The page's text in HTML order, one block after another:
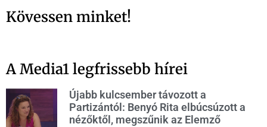
Kövessen minket!
A Media1 legfrissebb hírei
Újabb kulcsember távozott a
Partizántól: Benyó Rita elbúcsúzott a
nézőktől, megszűnik az Elemző